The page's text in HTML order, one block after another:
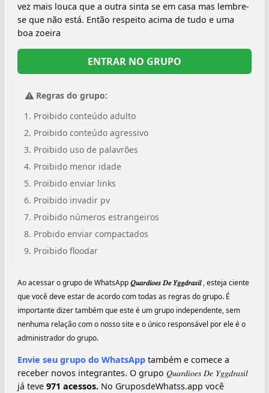
vez mais louca que a outra sinta se em casa mas lembre-
se que não está. Então respeito acima de tudo e uma
boa zoeira
ENTRAR NO GRUPO
Regras do grupo:
Proibido conteúdo adulto
Proibido conteúdo agressivo
Proibido uso de palavrões
Proibido menor idade
Proibido enviar links
Proibido invadir pv
Proibido números estrangeiros
Probido enviar compactados
Proibido floodar
Ao acessar o grupo de WhatsApp𝑄𝑢𝑎𝑟𝑑𝑖𝑜𝑒𝑠 𝐷𝑒 𝑌𝑔𝑔𝑑𝑟𝑎𝑠𝑖𝑙 ‍️, esteja ciente
que você deve estar de acordo com todas as regras do grupo. É
importante dizer também que este é um grupo independente, sem
nenhuma relação com o nosso site e o único responsável por ele é o
administrador do grupo.
Envie seu grupo do WhatsApp também e comece a
receber novos integrantes. O grupo 𝑄𝑢𝑎𝑟𝑑𝑖𝑜𝑒𝑠 𝐷𝑒 𝑌𝑔𝑔𝑑𝑟𝑎𝑠𝑖𝑙 ‍️
já teve 971 acessos. No GruposdeWhatss.app você